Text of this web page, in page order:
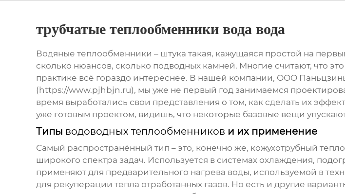
трубчатые теплообменники вода вода
Водяные теплообменники – штука такая, кажущаяся простой на
сколько нюансов, сколько подводных камней. Многие считают, что
практике всё гораздо интереснее. В нашей компании, ООО
(https://www.pjhbjn.ru), мы уже не первый год занимаемся
время выработались свои представления о том, как сделать их
уже готовым проектом, видишь, что некоторые базовые вещи
Типы водоводных теплообменников и их применение
Самый распространённый тип – это, конечно же, кожухотрубный
широкого спектра задач. Используется в системах охлаждения,
применяют для предварительного нагрева воды, используемой в
для рекуперации тепла отработанных газов. Но есть и другие